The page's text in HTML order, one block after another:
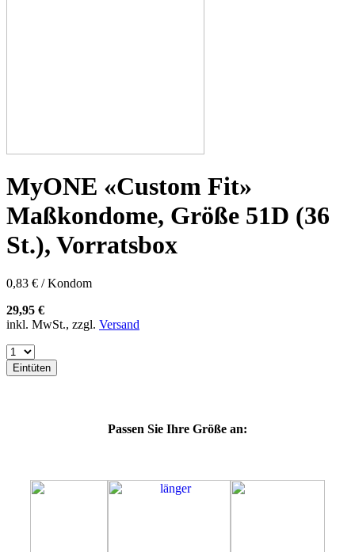
57H
57K
60E
60F
60G
60H
60K
60L
64E
64F
64L
64M
MyONE «Custom Fit»
Maßkondome, Größe 51D (36
St.), Vorratsbox
0,83 € / Kondom
29,95 €
inkl. MwSt., zzgl. Versand
Eintüten
Passen Sie Ihre Größe an: